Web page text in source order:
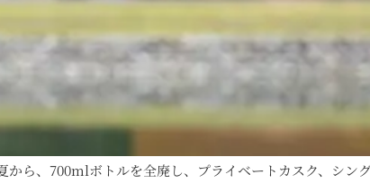
から、700mlボトルを全廃し、プライベートカスク、シン